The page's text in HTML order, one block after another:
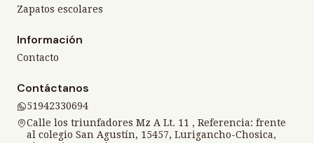
Zapatos escolares
Información
Contacto
Contáctanos
51942330694
Calle los triunfadores Mz A Lt. 11 , Referencia: frente
al colegio San Agustín, 15457, Lurigancho-Chosica,